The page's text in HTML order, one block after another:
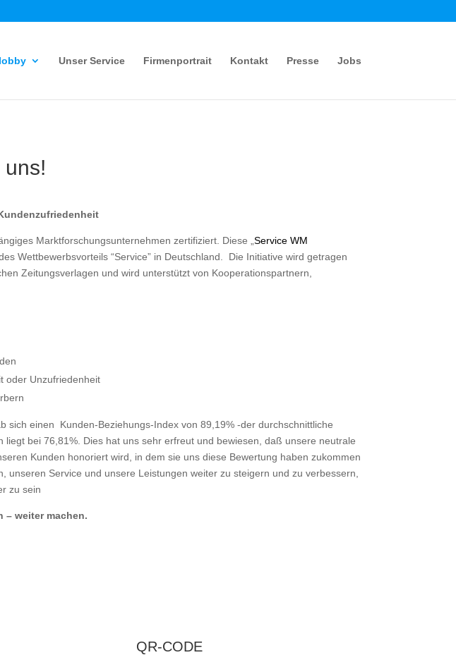
Unser Service Firmenportrait Kontakt Presse Jobs
Marktforschungsunternehmen zertifiziert. Diese „ Service WM
Wettbewerbsvorteils “Service” in Deutschland. Die Initiative wird getragen
Zeitungsverlagen und wird unterstützt von Kooperationspartnern,
oder Unzufriedenheit
sich einen Kunden-Beziehungs-Index von 89,19% -der durchschnittliche
liegt bei 76,81%. Dies hat uns sehr erfreut und bewiesen, daß unsere neutrale
Kunden honoriert wird, in dem sie uns diese Bewertung haben zukommen
unseren Service und unsere Leistungen weiter zu steigern und zu verbessern,
zu sein
– weiter machen.
QR-CODE